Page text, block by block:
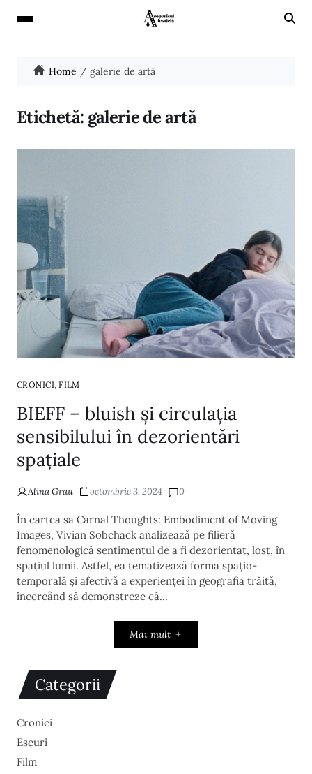
Home galerie de artă
Etichetă: galerie de artă
CRONICI,FILM
BIEFF – bluish și circulația
sensibilului în dezorientări
spațiale
Alina Grau octombrie 3, 2024 0
În cartea sa Carnal Thoughts: Embodiment of Moving
Images, Vivian Sobchack analizează pe filieră
fenomenologică sentimentul de a fi dezorientat, lost, în
spațiul lumii. Astfel, ea tematizează forma spațio-
temporală și afectivă a experienței în geografia trăită,
încercând să demonstreze că…
Mai mult
Categorii
Cronici
Eseuri
Film